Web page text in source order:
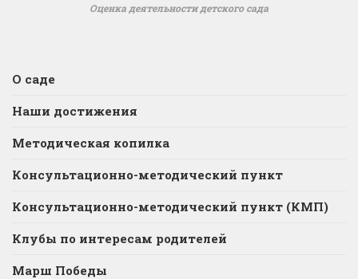
Оценка деятельности детского сада
О саде
Наши достижения
Методическая копилка
Консультационно-методический пункт
Консультационно-методический пункт (КМП)
Клубы по интересам родителей
Марш Победы